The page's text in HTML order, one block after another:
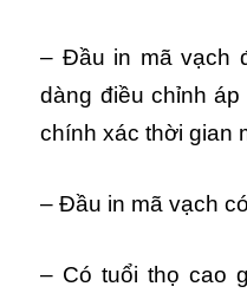
– Đầu in mã vạch
dàng điều chỉnh
chính xác thời gian
– Đầu in mã vạch
– Có tuổi thọ cao